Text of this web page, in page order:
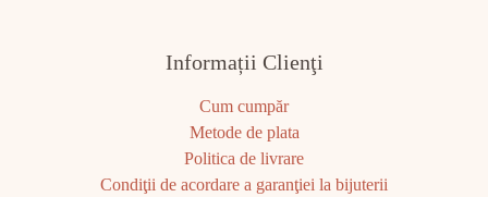
Informații Clienţi
Cum cumpăr
Metode de plata
Politica de livrare
Condiţii de acordare a garanţiei la bijuterii